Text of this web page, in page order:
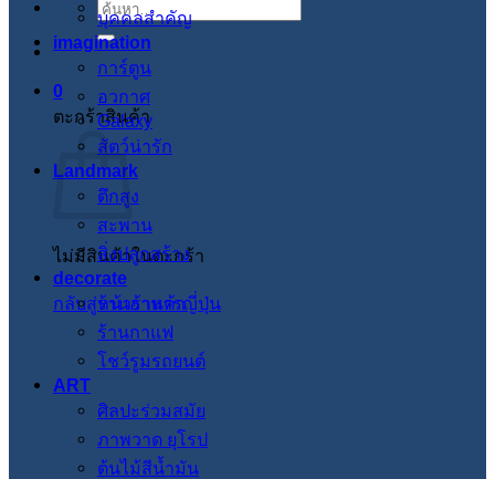
ค้นหา:
0
ตะกร้าสินค้า
ไม่มีสินค้าในตะกร้า
กลับสู่หน้าร้านค้า
บุคคลสำคัญ
imagination
การ์ตูน
อวกาศ
Galaxy
สัตว์น่ารัก
Landmark
ตึกสูง
สะพาน
สิ่งปลูกสร้าง
decorate
ร้านอาหารญี่ปุ่น
ร้านกาแฟ
โชว์รูมรถยนต์
ART
ศิลปะร่วมสมัย
ภาพวาด ยุโรป
ต้นไม้สีน้ำมัน